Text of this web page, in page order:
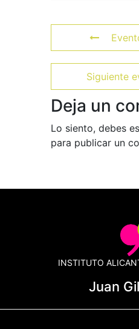
Siguiente
Deja un
Lo siento, debes
para publicar un
INSTITUTO
Juan